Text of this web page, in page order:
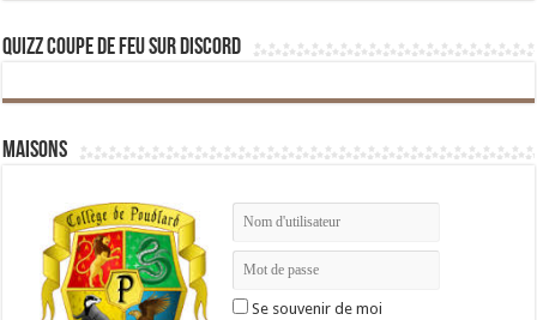
Quizz Coupe de Feu sur Discord
Maisons
Se souvenir de moi